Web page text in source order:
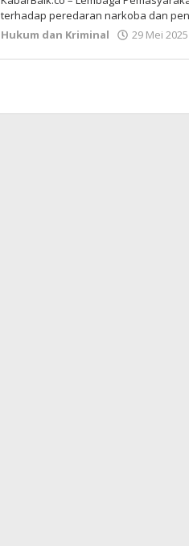
terhadap peredaran narkoba dan
Hukum dan Kriminal
29 Mei